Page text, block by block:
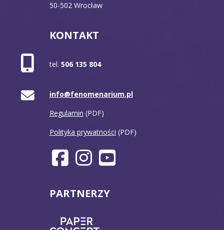
50-502 Wrocław
KONTAKT
tel. 506 135 804
info@fenomenarium.pl
Regulamin (PDF)
Polityka prywatności (PDF)
PARTNERZY